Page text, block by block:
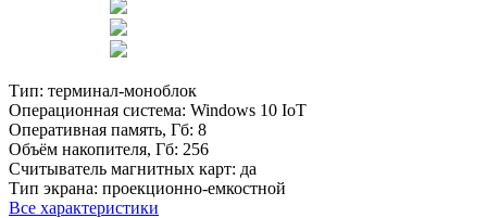
Тип: терминал-моноблок
Операционная система: Windows 10 IoT
Оперативная память, Гб: 8
Объём накопителя, Гб: 256
Считыватель магнитных карт: да
Тип экрана: проекционно-емкостной
Все характеристики